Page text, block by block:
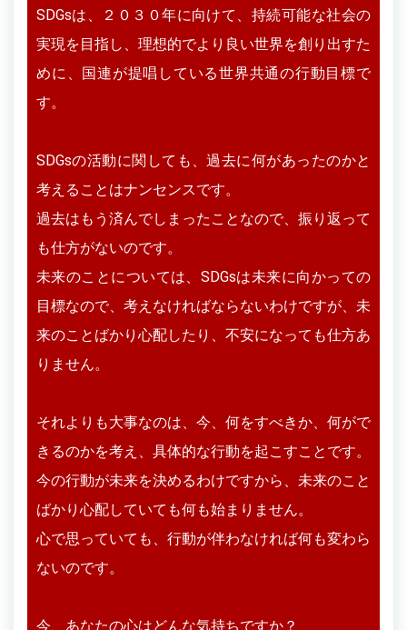
SDGsは、２０３０年に向けて、持続可能な社会の
実現を目指し、理想的でより良い世界を創り出すた
めに、国連が提唱している世界共通の行動目標で
す。
SDGsの活動に関しても、過去に何があったのかと
考えることはナンセンスです。
過去はもう済んでしまったことなので、振り返って
も仕方がないのです。
未来のことについては、SDGsは未来に向かっての
目標なので、考えなければならないわけですが、未
来のことばかり心配したり、不安になっても仕方あ
りません。
それよりも大事なのは、今、何をすべきか、何がで
きるのかを考え、具体的な行動を起こすことです。
今の行動が未来を決めるわけですから、未来のこと
ばかり心配していても何も始まりません。
心で思っていても、行動が伴わなければ何も変わら
ないのです。
今、あなたの心はどんな気持ちですか？